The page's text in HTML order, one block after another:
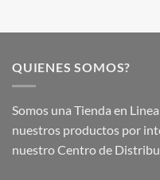
QUIENES SOMOS?
Somos una Tienda en
nuestros productos por
nuestro Centro de